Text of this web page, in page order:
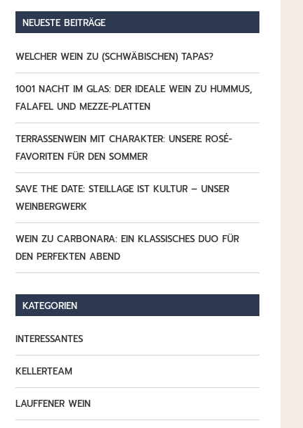
NEUESTE BEITRÄGE
WELCHER WEIN ZU (SCHWÄBISCHEN) TAPAS?
1001 NACHT IM GLAS: DER IDEALE WEIN ZU HUMMUS,
FALAFEL UND MEZZE-PLATTEN
TERRASSENWEIN MIT CHARAKTER: UNSERE ROSÉ-
FAVORITEN FÜR DEN SOMMER
SAVE THE DATE: STEILLAGE IST KULTUR – UNSER
WEINBERGWERK
WEIN ZU CARBONARA: EIN KLASSISCHES DUO FÜR
DEN PERFEKTEN ABEND
KATEGORIEN
INTERESSANTES
KELLERTEAM
LAUFFENER WEIN